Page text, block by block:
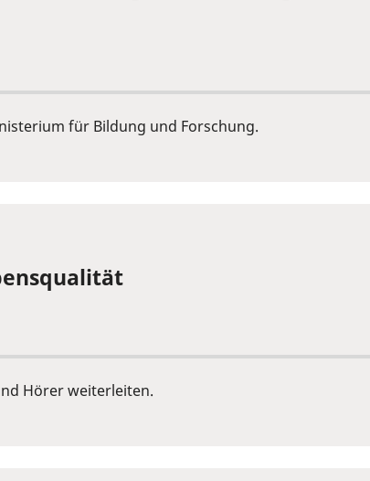
für Bildung und Forschung.
Hörer weiterleiten.